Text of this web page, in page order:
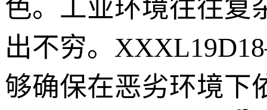
色。工业环境往往复
出不穷。
够确保在恶劣环境下